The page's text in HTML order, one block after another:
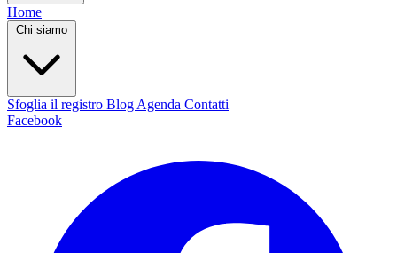
Home
Chi siamo
Sfoglia il registro Blog Agenda Contatti
Facebook